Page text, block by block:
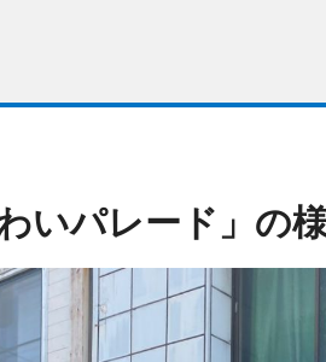
いパレード」の様